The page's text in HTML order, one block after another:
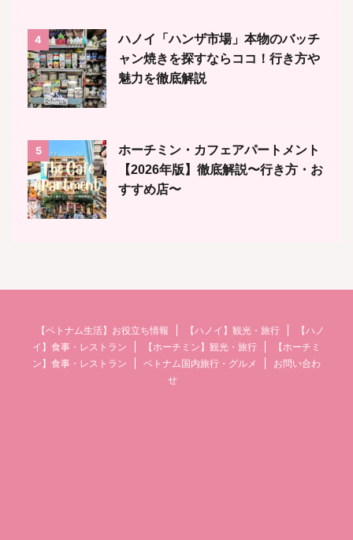
4
ハノイ「ハンザ市場」本物のバッチ
ャン焼きを探すならココ！行き方や
魅力を徹底解説
5
ホーチミン・カフェアパートメント
【2026年版】徹底解説〜行き方・お
すすめ店〜
【ベトナム生活】お役立ち情報 【ハノイ】観光・旅行
【ハノ
イ】食事・レストラン
【ホーチミン】観光・旅行
【ホーチミ
ン】食事・レストラン
ベトナム国内旅行・グルメ
お問い合わ
せ